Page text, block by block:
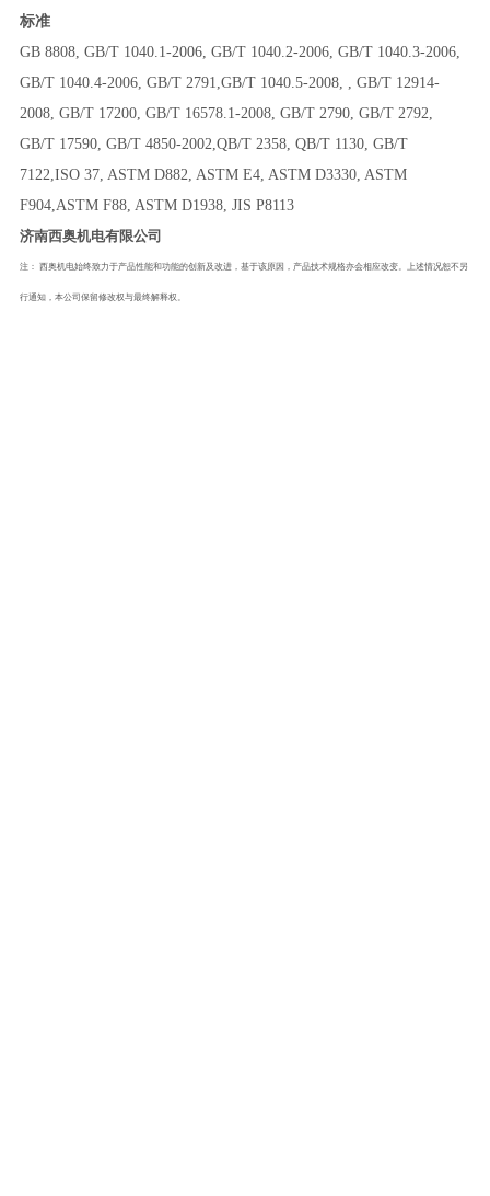
标准
GB 8808, GB/T 1040.1-2006, GB/T 1040.2-2006, GB/T 1040.3-2006,
GB/T 1040.4-2006, GB/T 2791,GB/T 1040.5-2008, , GB/T 12914-
2008, GB/T 17200, GB/T 16578.1-2008, GB/T 2790, GB/T 2792,
GB/T 17590, GB/T 4850-2002,QB/T 2358, QB/T 1130, GB/T
7122,ISO 37, ASTM D882, ASTM E4, ASTM D3330, ASTM
F904,ASTM F88, ASTM D1938, JIS P8113
济南西奥机电有限公司
注： 西奥机电始终致力于产品性能和功能的创新及改进，基于该原因，产品技术规格亦会相应改变。上述情况恕不另
行通知，本公司保留修改权与最终解释权。